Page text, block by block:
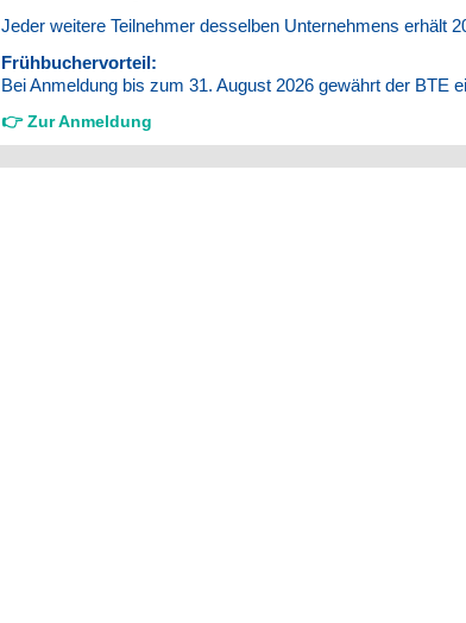
Jeder weitere Teilnehmer desselben Unternehmens erhält
Frühbuchervorteil:
Bei Anmeldung bis zum 31. August 2026 gewährt der BTE
👉 Zur Anmeldung